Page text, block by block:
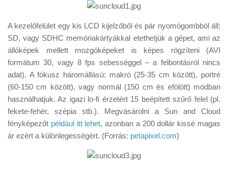
A kezelőfelület egy kis LCD kijelzőből és pár nyomógombból áll;
SD, vagy SDHC memóriakártyákkal etethetjük a gépet, ami az
állóképek mellett mozgóképeket is képes rögzíteni (AVI
formátum 30, vagy 8 fps sebességgel – a felbontásról nincs
adat). A fókusz háromállású: makró (25-35 cm között), portré
(60-150 cm között), vagy normál (150 cm és efölött) módban
használhatjuk. Az igazi lo-fi érzetért 15 beépített szűrő felel (pl.
fekete-fehér, szépia stb.). Megvásárolni a Sun and Cloud
fényképezőt például itt lehet, azonban a 200 dollár kissé magas
ár ezért a különlegességért. (Forrás: petapixel.com)